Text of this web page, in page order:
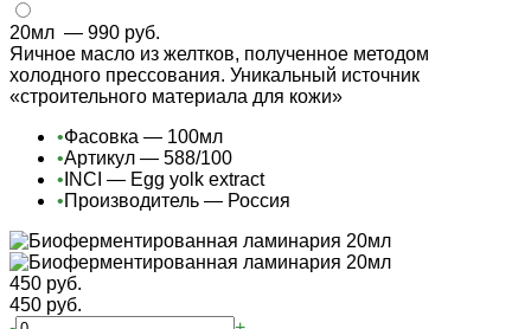
20мл — 990 руб.
Яичное масло из желтков, полученное методом
холодного прессования. Уникальный источник
«строительного материала для кожи»
•Фасовка — 100мл
•Артикул — 588/100
• INCI — Egg yolk extract
•Производитель — Россия
450 руб.
450 руб.